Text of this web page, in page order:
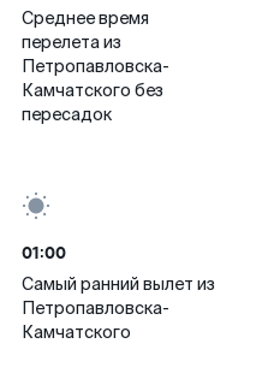
Среднее время
перелета из
Петропавловска-
Камчатского без
пересадок
01:00
Самый ранний вылет из
Петропавловска-
Камчатского